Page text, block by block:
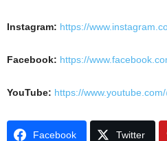
Instagram: https://
Facebook: https://
YouTube: https://
Facebook Twitter